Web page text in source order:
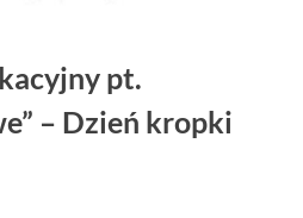
pt.
– Dzień kropki